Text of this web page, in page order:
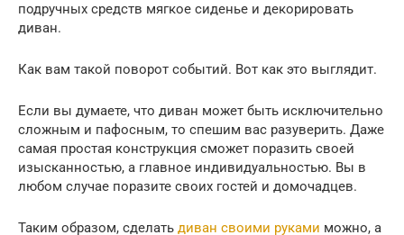
подручных средств мягкое сиденье и декорировать
диван.
Как вам такой поворот событий. Вот как это выглядит.
Если вы думаете, что диван может быть исключительно
сложным и пафосным, то спешим вас разуверить. Даже
самая простая конструкция сможет поразить своей
изысканностью, а главное индивидуальностью. Вы в
любом случае поразите своих гостей и домочадцев.
Таким образом, сделать диван своими руками можно, а